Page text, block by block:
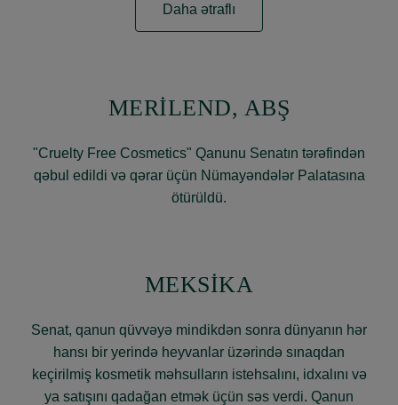
Daha ətraflı
MERİLEND, ABŞ
"Cruelty Free Cosmetics" Qanunu Senatın tərəfindən
qəbul edildi və qərar üçün Nümayəndələr Palatasına
ötürüldü.
MEKSİKA
Senat, qanun qüvvəyə mindikdən sonra dünyanın hər
hansı bir yerində heyvanlar üzərində sınaqdan
keçirilmiş kosmetik məhsulların istehsalını, idxalını və
ya satışını qadağan etmək üçün səs verdi. Qanun